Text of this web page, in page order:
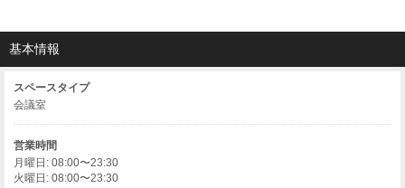
基本情報
スペースタイプ
会議室
営業時間
月曜日: 08:00〜23:30
火曜日: 08:00〜23:30